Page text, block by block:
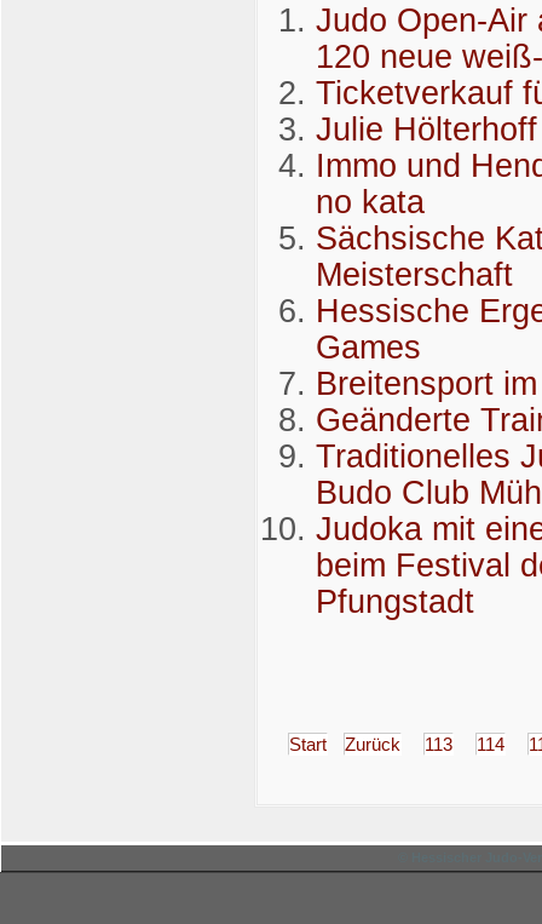
Judo Open-Air
120 neue
Ticketverkauf
Julie
Immo und
no kata
Sächsische
Meisterschaft
Hessische
Games
Breitensport
Geänderte
Traditionelles
Budo Club
Judoka mit
beim Festival
Pfungstadt
Start Zurück 113 114